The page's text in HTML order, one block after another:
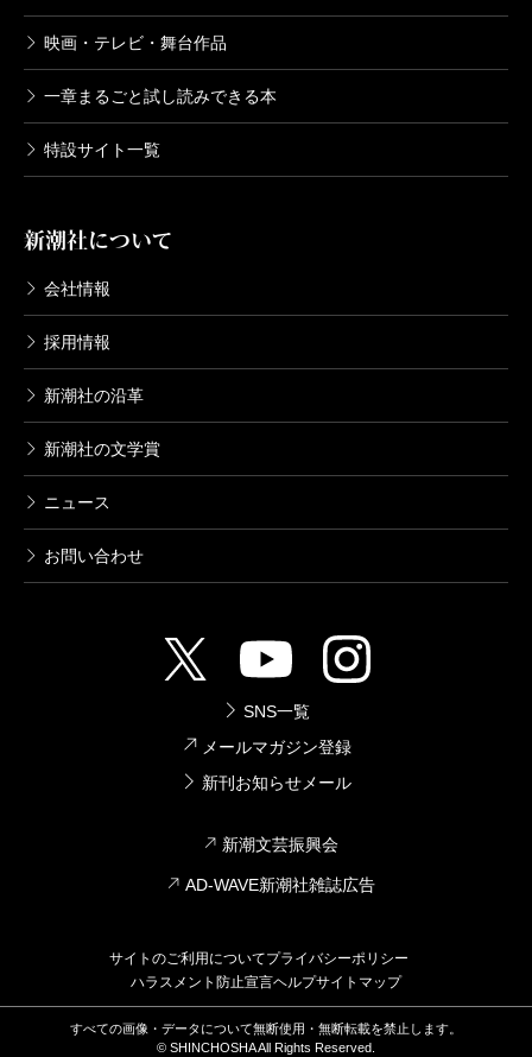
映画・テレビ・舞台作品
一章まるごと試し読みできる本
特設サイト一覧
新潮社について
会社情報
採用情報
新潮社の沿革
新潮社の文学賞
ニュース
お問い合わせ
SNS一覧
メールマガジン登録
新刊お知らせメール
新潮文芸振興会
AD-WAVE新潮社雑誌広告
サイトのご利用についてプライバシーポリシー
ハラスメント防止宣言ヘルプサイトマップ
すべての画像・データについて無断使用・無断転載を禁止します。
© SHINCHOSHA All Rights Reserved.